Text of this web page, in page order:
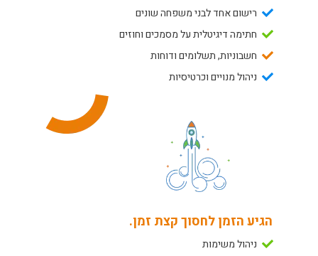
רישום אחד לבני משפחה שונים
חתימה דיגיטלית על מסמכים וחוזים
חשבוניות, תשלומים ודוחות
ניהול מנויים וכרטיסיות
הגיע הזמן לחסוך קצת זמן.
ניהול משימות